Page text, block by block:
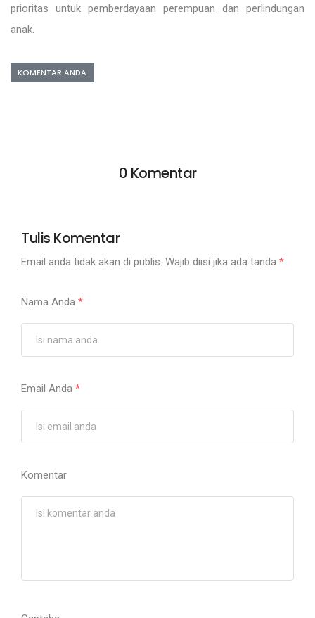
prioritas untuk pemberdayaan perempuan dan perlindungan
anak.
KOMENTAR ANDA
0 Komentar
Tulis Komentar
Email anda tidak akan di publis. Wajib diisi jika ada tanda *
Nama Anda *
Email Anda *
Komentar